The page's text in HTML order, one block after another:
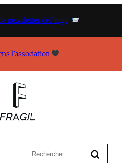
la newsletter de Fragil
l’association